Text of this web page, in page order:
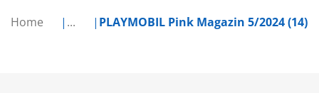
Home ... PLAYMOBIL Pink Magazin 5/2024 (14)